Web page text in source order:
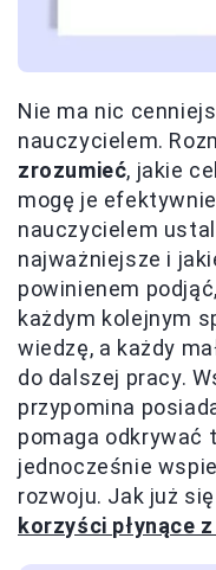
Nie ma nic
nauczycielem.
zrozumieć, jakie
mogę je
nauczycielem
najważniejsze i
powinienem
każdym kolejnym
wiedzę, a każdy
do dalszej pracy.
przypomina
pomaga odkrywać
jednocześnie
rozwoju. Jak już
korzyści płynące